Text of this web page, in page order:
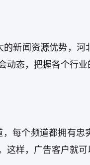
新闻资源优势，河
态，把握各个行业
每个频道都拥有忠
样，广告客户就可